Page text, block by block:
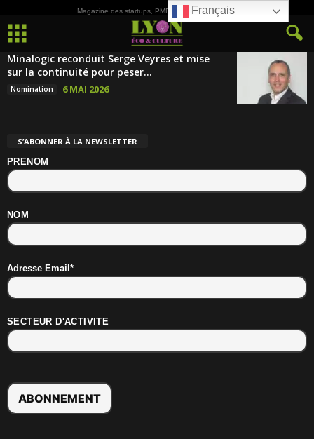
Magazine des startups, PME, ETI et de la Culture
Minalogic reconduit Serge Veyres et mise
sur la continuité pour peser...
Nomination 6 MAI 2026
S’ABONNER À LA NEWSLETTER
PRENOM
NOM
Adresse Email*
SECTEUR D'ACTIVITE
Français